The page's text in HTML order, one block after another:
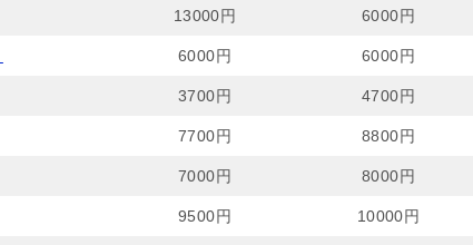
13000円 6000円
6000円 6000円
3700円 4700円
7700円 8800円
7000円 8000円
9500円 10000円